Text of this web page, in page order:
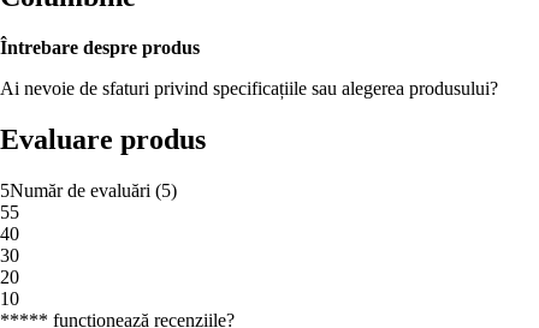
Întrebare despre produs
Ai nevoie de sfaturi privind specificațiile sau alegerea produsului?
Evaluare produs
5Număr de evaluări (5)
55
40
30
20
10
***** funcționează recenziile?